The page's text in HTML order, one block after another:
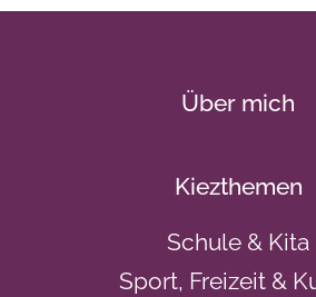
Über mich
Kiezthemen
Schule & Kita
Sport, Freizeit &